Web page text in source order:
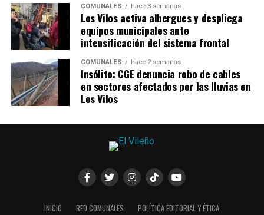
COMUNALES hace 3 semanas
Los Vilos activa albergues y despliega
equipos municipales ante
intensificación del sistema frontal
COMUNALES hace 2 semanas
Insólito: CGE denuncia robo de cables
en sectores afectados por las lluvias en
Los Vilos
INICIO RED COMUNALES
POLÍTICA EDITORIAL Y ÉTICA